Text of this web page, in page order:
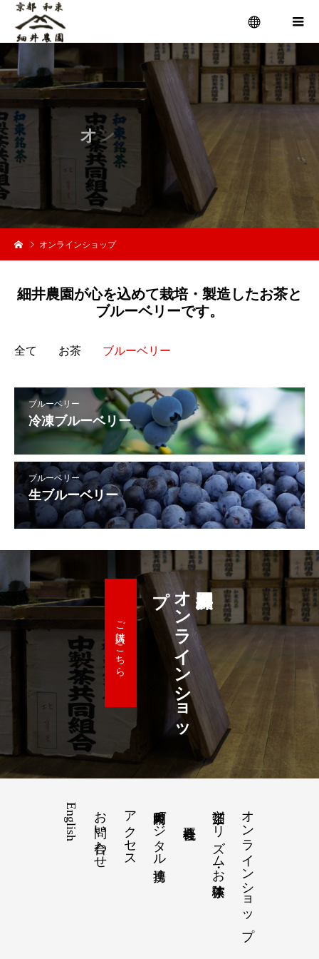
menu
オンラ
オンラインショップ
細井農園が心を込めて栽培・製造したお茶と
ブルーベリーです。
全て お茶 ブルーベリー
ブルーベリー
冷凍ブルーベリー
ブルーベリー
生ブルーベリー
オ
ン
ラ
イ
ン
シ
ョ
ッ
プ
ご購入はこちら
オンラインショップ
茶畑ツーリズム・お茶体験
和束町内デジタル連携
アクセス
お問い合わせ
English